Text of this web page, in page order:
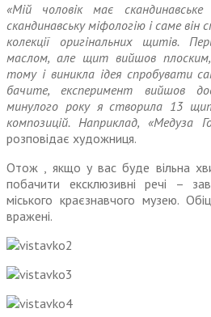
«Мій чоловік має
скандинавську міфологію і саме він
колекції оригінальних щитів.
маслом, але щит вийшов плоским,
тому і виникла ідея спробувати
бачите, експеримент вийшов
минулого року я створила 13
композицій. Наприклад, «Медуза
розповідає художниця.
Отож , якщо у вас буде вільна
побачити ексклюзивні речі –
міського краєзнавчого музею.
вражені.